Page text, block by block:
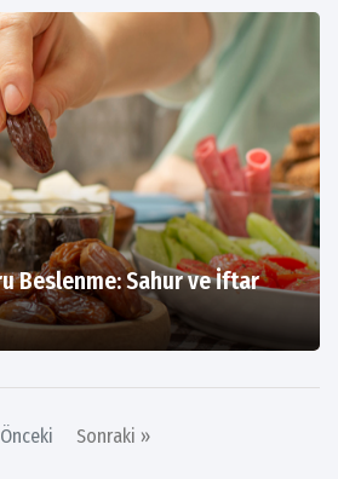
Beslenme: Sahur ve İftar
Sonraki »